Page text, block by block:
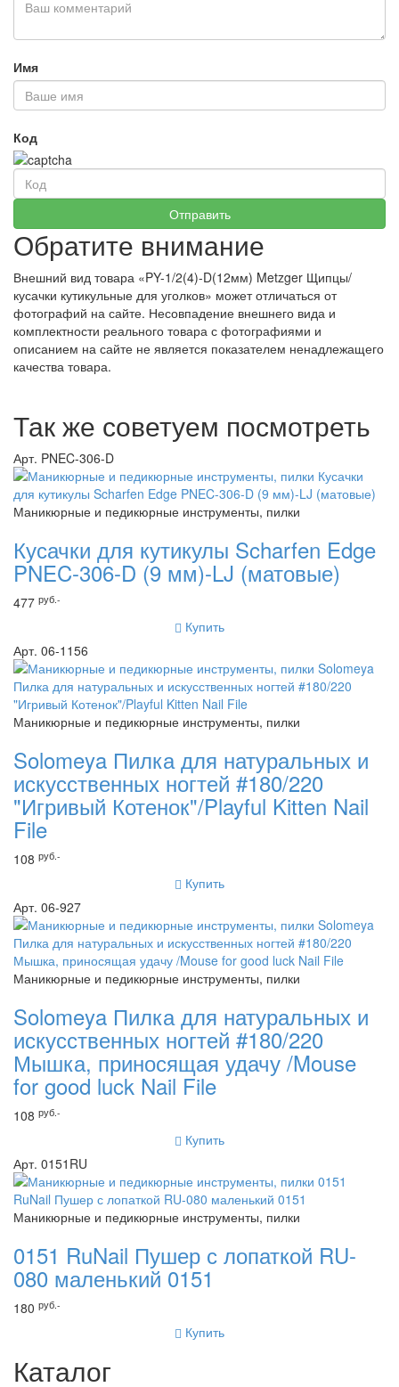
Имя
Код
Обратите внимание
Внешний вид товара «PY-1/2(4)-D(12мм) Metzger Щипцы/
кусачки кутикульные для уголков» может отличаться от
фотографий на сайте. Несовпадение внешнего вида и
комплектности реального товара с фотографиями и
описанием на сайте не является показателем ненадлежащего
качества товара.
Так же советуем посмотреть
Арт. PNEC-306-D
Маникюрные и педикюрные инструменты, пилки
Кусачки для кутикулы Scharfen Edge
PNEC-306-D (9 мм)-LJ (матовые)
477 руб.-
Купить
Арт. 06-1156
Маникюрные и педикюрные инструменты, пилки
Solomeya Пилка для натуральных и
искусственных ногтей #180/220
"Игривый Котенок"/Playful Kitten Nail
File
108 руб.-
Купить
Арт. 06-927
Маникюрные и педикюрные инструменты, пилки
Solomeya Пилка для натуральных и
искусственных ногтей #180/220
Мышка, приносящая удачу /Mouse
for good luck Nail File
108 руб.-
Купить
Арт. 0151RU
Маникюрные и педикюрные инструменты, пилки
0151 RuNail Пушер с лопаткой RU-
080 маленький 0151
180 руб.-
Купить
Каталог